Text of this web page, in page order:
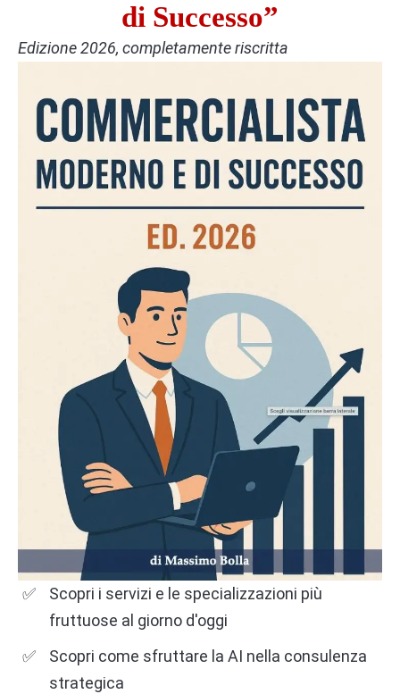
di Successo”
Edizione 2026, completamente riscritta
Scopri i servizi e le specializzazioni più
fruttuose al giorno d'oggi
Scopri come sfruttare la AI nella consulenza
strategica